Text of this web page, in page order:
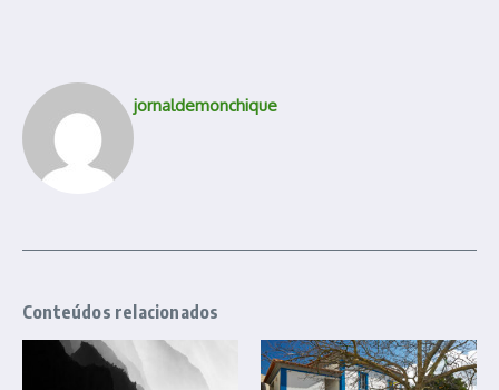
jornaldemonchique
Conteúdos relacionados